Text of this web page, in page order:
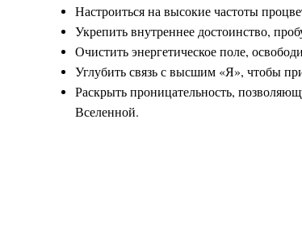
Настроиться на высокие частоты
Укрепить внутреннее достоинство,
Очистить энергетическое поле,
Углубить связь с высшим «Я», чтобы
Раскрыть проницательность,
Вселенной.